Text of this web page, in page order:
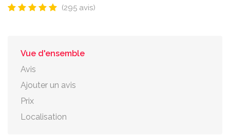
(295 avis)
Vue d'ensemble
Avis
Ajouter un avis
Prix
Localisation